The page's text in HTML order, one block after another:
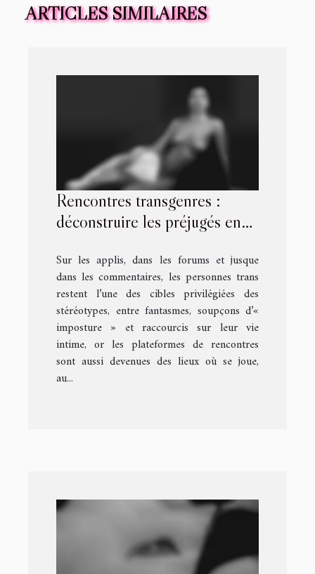
ARTICLES SIMILAIRES
Rencontres transgenres :
déconstruire les préjugés en
Sur les applis, dans les forums et jusque
dans les commentaires, les personnes trans
restent l’une des cibles privilégiées des
stéréotypes, entre fantasmes, soupçons d’«
imposture » et raccourcis sur leur vie
intime, or les plateformes de rencontres
sont aussi devenues des lieux où se joue,
au...